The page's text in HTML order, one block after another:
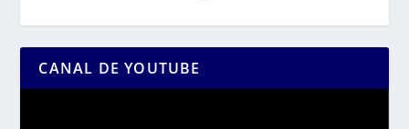
CANAL DE YOUTUBE